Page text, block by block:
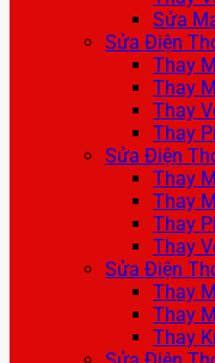
Sửa
Sửa Điện
Thay
Thay
Thay
Thay
Sửa Điện
Thay
Thay
Thay
Thay
Sửa Điện
Thay
Thay
Thay